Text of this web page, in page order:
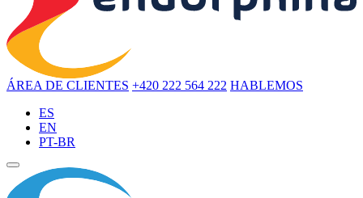
ÁREA DE CLIENTES +420 222 564 222 HABLEMOS
ES
EN
PT-BR